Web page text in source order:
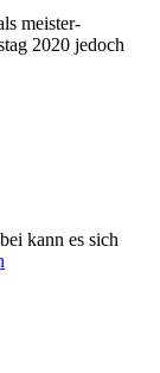
meister­
2020 je­doch
kann es sich